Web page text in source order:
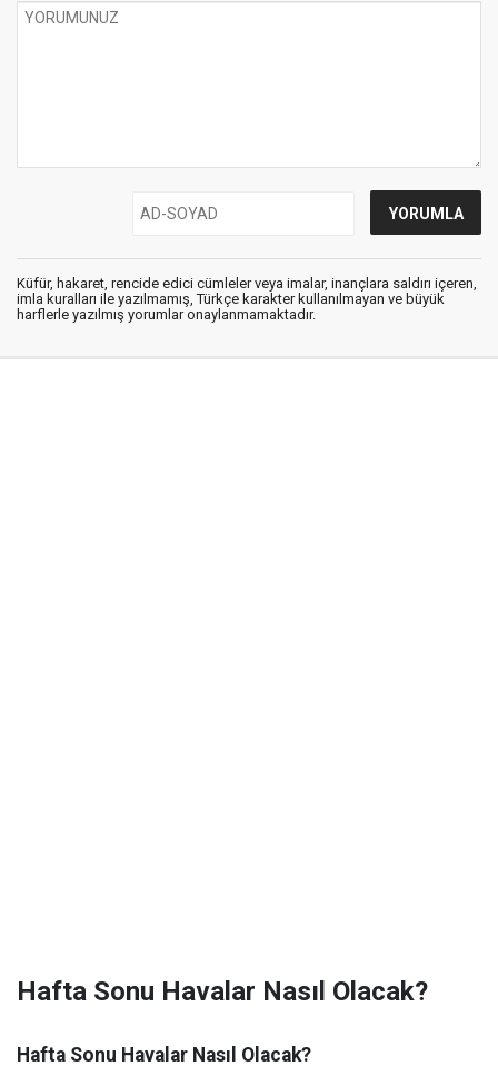
Küfür, hakaret, rencide edici cümleler veya imalar, inançlara saldırı içeren,
imla kuralları ile yazılmamış, Türkçe karakter kullanılmayan ve büyük
harflerle yazılmış yorumlar onaylanmamaktadır.
Hafta Sonu Havalar Nasıl Olacak?
Hafta Sonu Havalar Nasıl Olacak?